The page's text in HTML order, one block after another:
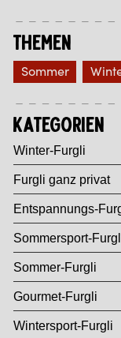
Themen
Sommer
Kategorien
Winter-Furgli
Furgli ganz privat
Entspannungs-
Sommersport-
Sommer-Furgli
Gourmet-Furgli
Wintersport-Furgli